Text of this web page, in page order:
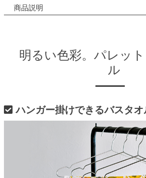
商品説明
明るい色彩。パレッ
ル
ハンガー掛けできるバスタオ